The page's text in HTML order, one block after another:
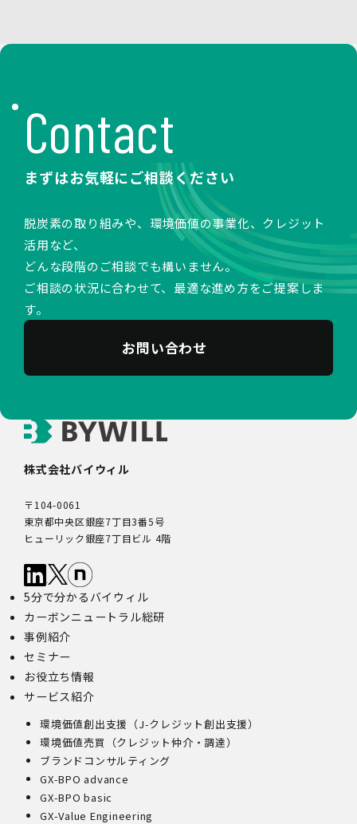
Contact
まずはお気軽にご相談ください
脱炭素の取り組みや、環境価値の事業化、クレジット
活用など、
どんな段階のご相談でも構いません。
ご相談の状況に合わせて、最適な進め方をご提案しま
す。
お問い合わせ
株式会社バイウィル
〒104-0061
東京都中央区銀座7丁目3番5号
ヒューリック銀座7丁目ビル 4階
5分で分かるバイウィル
カーボンニュートラル総研
事例紹介
セミナー
お役立ち情報
サービス紹介
環境価値創出支援（J-クレジット創出支援）
環境価値売買（クレジット仲介・調達）
ブランドコンサルティング
GX-BPO advance
GX-BPO basic
GX-Value Engineering